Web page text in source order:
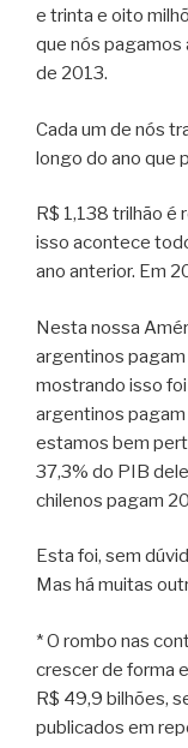
e trinta e oito
que nós pagamos
de 2013.
Cada um de nós
longo do ano que
R$ 1,138 trilhão é
isso acontece
ano anterior. Em
Nesta nossa
argentinos
mostrando isso
argentinos pagam
estamos bem
37,3% do PIB
chilenos pagam
Esta foi, sem
Mas há muitas
* O rombo nas
crescer de forma
R$ 49,9 bilhões,
publicados em